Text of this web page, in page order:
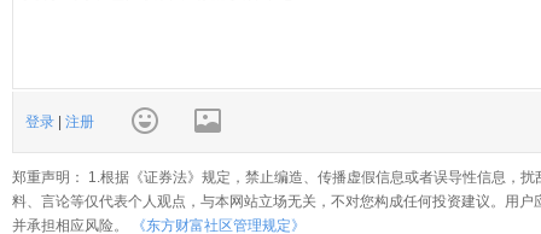
登录 注册
郑重声明： 1.根据《证券法》规定，禁止编造、传播虚假信息或者误导性信息，
料、言论等仅代表个人观点，与本网站立场无关，不对您构成任何投资建议。用
并承担相应风险。
《东方财富社区管理规定》